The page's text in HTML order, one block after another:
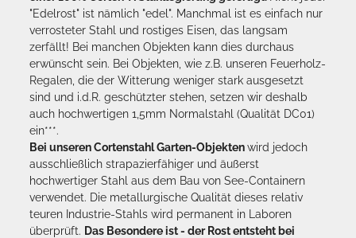
"Edelrost" ist nämlich "edel". Manchmal ist es einfach nur
verrosteter Stahl und rostiges Eisen, das langsam
zerfällt! Bei manchen Objekten kann dies durchaus
erwünscht sein. Bei Objekten, wie z.B. unseren Feuerholz-
Regalen, die der Witterung weniger stark ausgesetzt
sind und i.d.R. geschützter stehen, setzen wir deshalb
auch hochwertigen 1,5mm Normalstahl (Qualität DC01)
ein***.
Bei unseren Cortenstahl Garten-Objektenwird jedoch
ausschließlich strapazierfähiger und äußerst
hochwertiger Stahl aus dem Bau von See-Containern
verwendet. Die metallurgische Qualität dieses relativ
teuren Industrie-Stahls wird permanent in Laboren
überprüft. Das Besondere ist - der Rost entsteht bei